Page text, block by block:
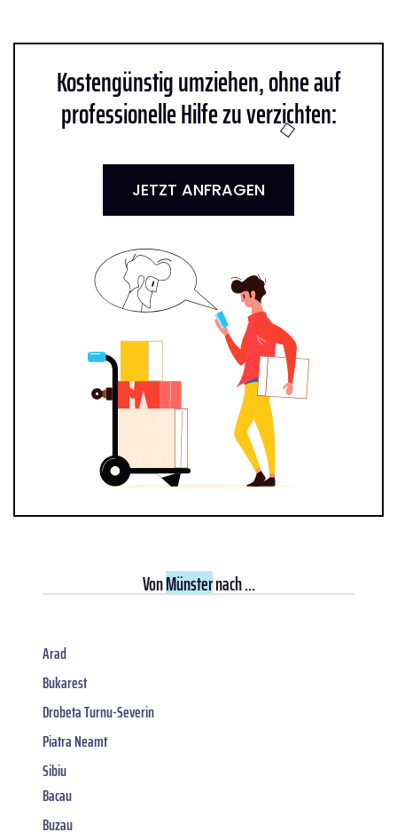
Kostengünstig umziehen, ohne auf
professionelle Hilfe zu verzichten:
JETZT ANFRAGEN
VonMünsternach ...
Arad
Bukarest
Drobeta Turnu-Severin
Piatra Neamt
Sibiu
Bacau
Buzau